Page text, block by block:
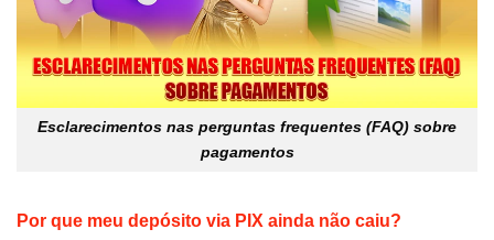
Esclarecimentos nas perguntas frequentes (FAQ) sobre
pagamentos
Por que meu depósito via PIX ainda não caiu?